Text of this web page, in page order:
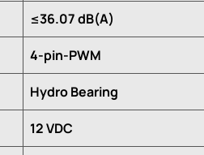
≤36.07 dB(A)
4-pin-PWM
Hydro Bearing
12 VDC